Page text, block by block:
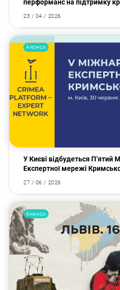
перформанс на підтримку
23 / 04 / 2026
Анонси
У Києві відбудеться
Експертної мережі
27 / 06 / 2026
Анонси